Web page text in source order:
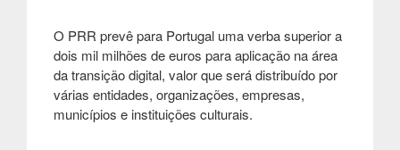
O PRR prevê para Portugal uma verba superior a
dois mil milhões de euros para aplicação na área
da transição digital, valor que será distribuído por
várias entidades, organizações, empresas,
municípios e instituições culturais.